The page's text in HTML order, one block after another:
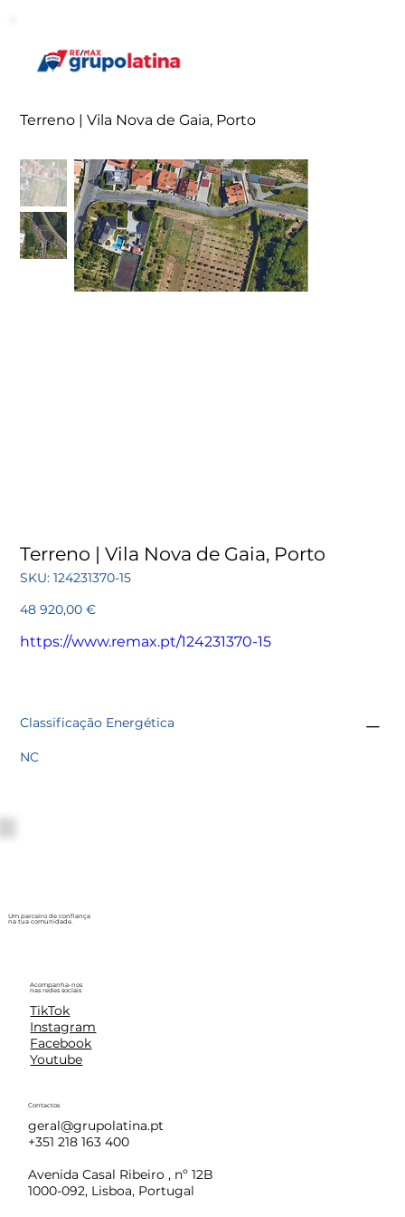
Terreno | Vila Nova de Gaia, Porto
Terreno | Vila Nova de Gaia, Porto
SKU: SKU
124231370-
124231370-15
Preço
48 920,00 €
https://www.remax.pt/124231370-15
Classificação Energética
NC
Um parceiro de confiança
na tua comunidade.
Acompanha-nos
nas redes sociais
TikTok
Instagram
Facebook
Youtube
Contactos
geral@grupolatina.pt
+351 218 163 400
Avenida Casal Ribeiro , nº 12B
1000-092, Lisboa, Portugal